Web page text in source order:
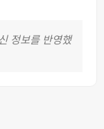
정보를 반영했